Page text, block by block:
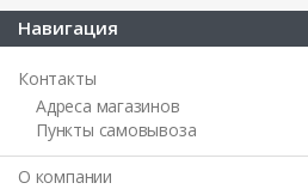
Навигация
Контакты
Адреса магазинов
Пункты самовывоза
О компании